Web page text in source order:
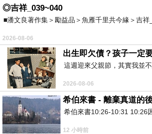
◎吉祥_039~040
■潘文良著作集＞勵益品＞魚雁千里共今緣＞
2026-08-06
出生即欠債？孩子一定
這週迎來父親節，其實我並
2026-08-06
希伯來書 - 離棄真道的
希伯來書10:26-10:31 10:26
12 小時前